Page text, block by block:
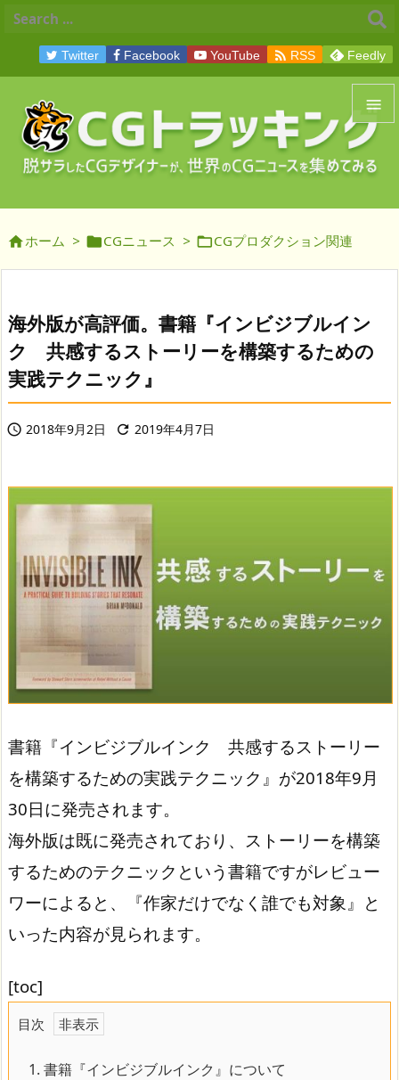


メニュ
前へ

Twitter Facebook YouTube  RSS Feedly
ホーム > CGニュース > CGプロダクション関連
海外版が高評価。書籍『インビジブルイン
ク 共感するストーリーを構築するための
実践テクニック』
 2018年9月2日  2019年4月7日
書籍『インビジブルインク 共感するストーリー
を構築するための実践テクニック』が2018年9月
30日に発売されます。
海外版は既に発売されており、ストーリーを構築
するためのテクニックという書籍ですがレビュー
ワーによると、『作家だけでなく誰でも対象』と
いった内容が見られます。
[toc]
目次
1. 書籍『インビジブルインク』について